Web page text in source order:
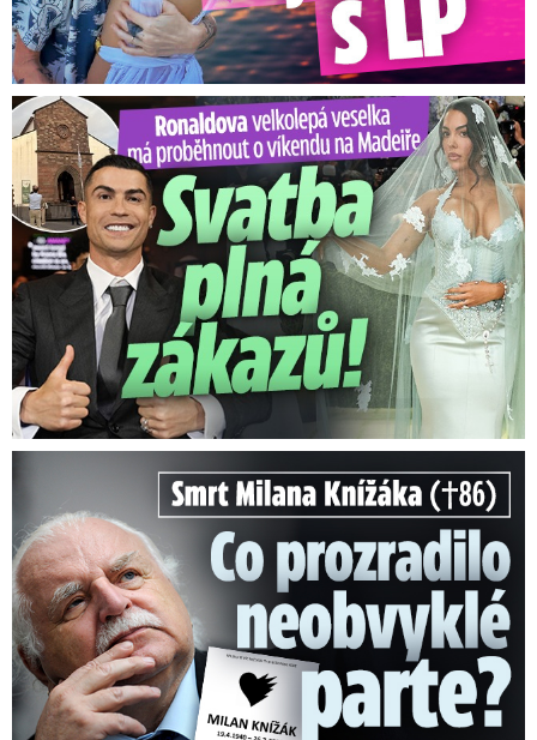
Ronaldova velkolepá veselka na Madeiře: Svatba plná zákazů!
Smrt Milana Knížáka (†86): Co prozradilo neobvyklé parte?